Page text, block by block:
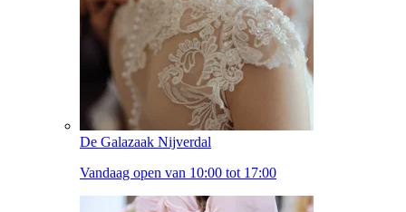
De Galazaak Nijverdal
Vandaag open van 10:00 tot 17:00